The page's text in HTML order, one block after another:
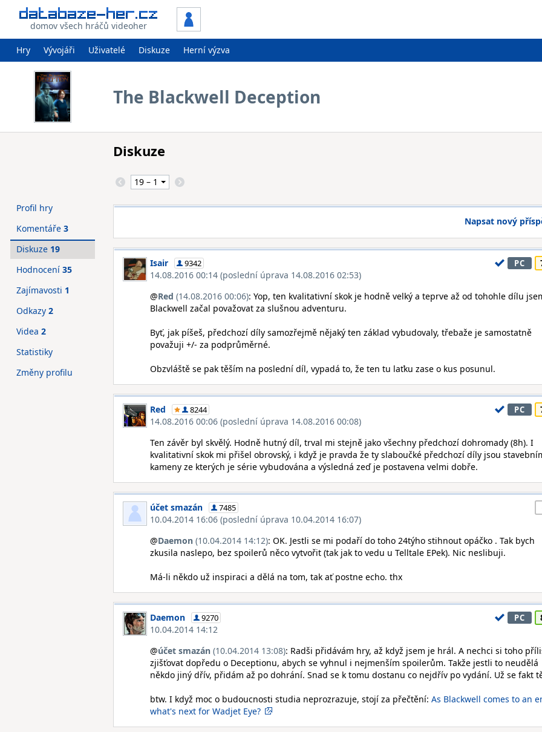
domov všech hráčů videoher
Hry Vývojáři Uživatelé Diskuze Herní výzva
The Blackwell Deception
Diskuze
Napsat nový
Isair 9342
14.08.2016 00:14 (poslední úprava 14.08.2016 02:53)
PC
@Red (14.08.2016 00:06): Yop, ten kvalitativní skok je hodně velký a teprve až od tohohle dílu
Blackwell začal považovat za slušnou adventuru.
Byť, jak píšeš, předchozí díly samozřejmě nějaký ten základ vybudovaly, třebaže je samostatně
považuji +/- za podprůměrné.
Obzvláště se pak těším na poslední díl, vypadá to, že ten tu laťku zase o kus posunul.
Red 8244
14.08.2016 00:06 (poslední úprava 14.08.2016 00:08)
PC
Ten závěr byl skvělý. Hodně hutný díl, trval mi stejně jako všechny předchozí dohromady (8h). I
kvalitativní skok mi přišel obrovský, i když je pravda že ty slaboučké předchozí díly jsou
kameny ze kterých je série vybudována a výsledná zeď je postavena velmi dobře.
účet smazán 7485
10.04.2014 16:06 (poslední úprava 10.04.2014 16:07)
@Daemon (10.04.2014 14:12): OK. Jestli se mi podaří do toho 24týho stihnout opáčko . Tak bych
zkusila naslepo, bez spoilerů něco vytvořit (tak jak to vedu u Telltale EPek). Nic neslibuji.
Má-li někdo už inspiraci a dělá na tom, tak ať postne echo. thx
Daemon 9270
10.04.2014 14:12
PC
@účet smazán (10.04.2014 13:08): Radši přidávám hry, až když jsem je hrál. A nechci si toho
zjišťovat dopředu o Deceptionu, abych se vyhnul i nejmenším spoilerům. Takže jestli to neudělá
někdo jiný dřív, přidám až po dohrání. Snad se k tomu dostanu co nejdřív po vydání. Už se fakt
btw. I když moc o budoucnosti studia neprozrazuje, stojí za přečtění: As Blackwell comes to an
what's next for Wadjet Eye?
Profil hry
Komentáře 3
Diskuze 19
Hodnocení 35
Zajímavosti 1
Odkazy 2
Videa 2
Statistiky
Změny profilu